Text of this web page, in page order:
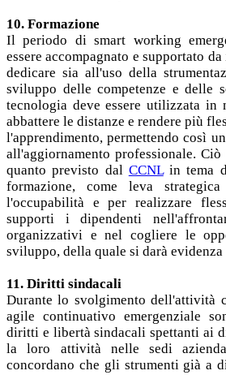
10. Formazione
Il periodo di smart working
essere accompagnato e supportato
dedicare sia all'uso della
sviluppo delle competenze e
tecnologia deve essere utilizzata in
abbattere le distanze e rendere più
l'apprendimento, permettendo così
all'aggiornamento professionale.
quanto previsto dal CCNLin tema
formazione, come leva
l'occupabilità e per realizzare
supporti i dipendenti
organizzativi e nel cogliere le
sviluppo, della quale si darà evidenza
11. Diritti sindacali
Durante lo svolgimento dell'attività
agile continuativo emergenziale
diritti e libertà sindacali spettanti ai
la loro attività nelle sedi
concordano che gli strumenti già a